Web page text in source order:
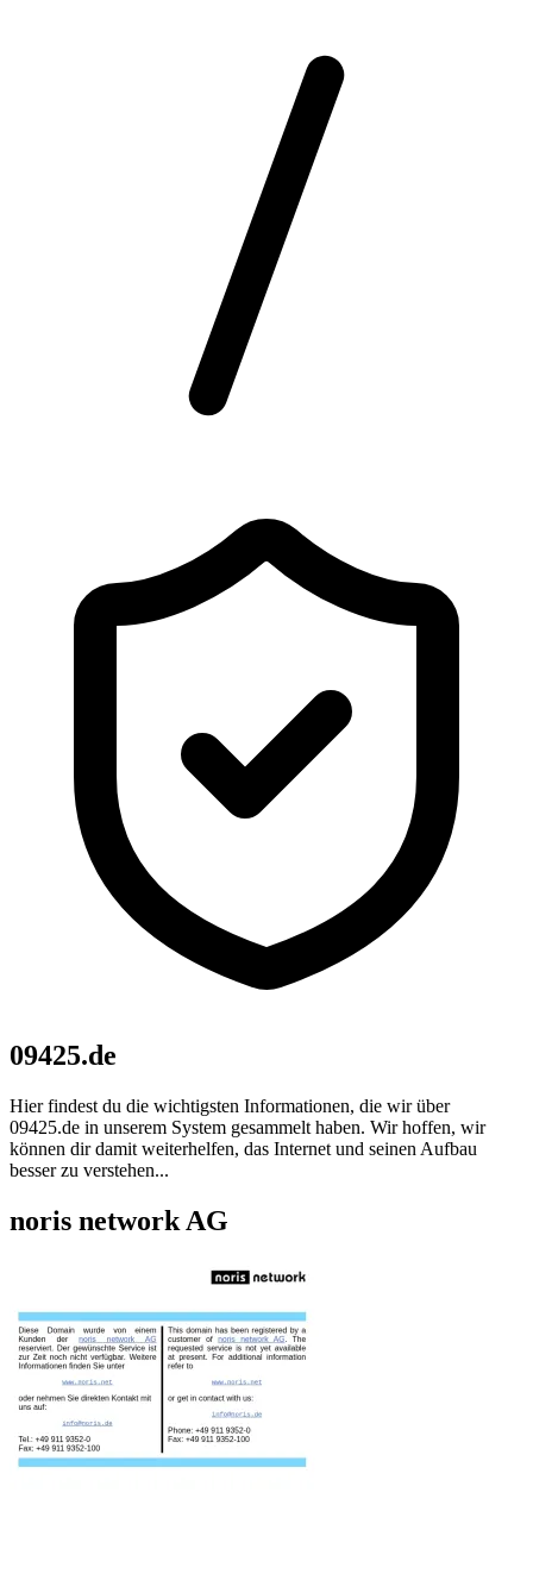
09425.de
Hier findest du die wichtigsten Informationen, die wir über
09425.de in unserem System gesammelt haben. Wir hoffen, wir
können dir damit weiterhelfen, das Internet und seinen Aufbau
besser zu verstehen...
noris network AG